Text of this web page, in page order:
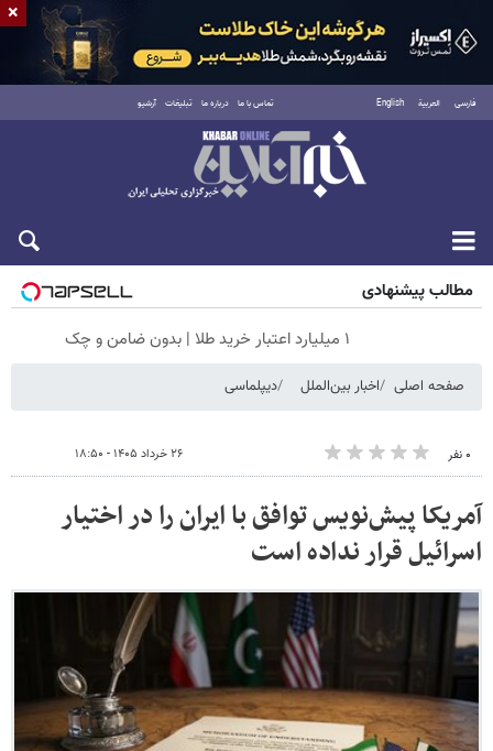
فارسی العربية English تماس با ما درباره ما تبلیغات آرشیو
جمعه ۱۶ مرداد ۱۴۰۵
مطالب پیشنهادی
۱ میلیارد اعتبار خرید طلا | بدون ضامن و چک
صفحه اصلی اخبار بین‌الملل دیپلماسی
۰ نفر ۲۶ خرداد ۱۴۰۵ - ۱۸:۵۰
آمریکا پیش‌نویس توافق با ایران را در اختیار
اسرائیل قرار نداده است
×